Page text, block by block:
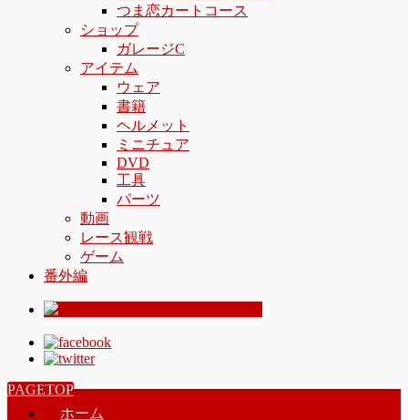
つま恋カートコース
ショップ
ガレージC
アイテム
ウェア
書籍
ヘルメット
ミニチュア
DVD
工具
パーツ
動画
レース観戦
ゲーム
番外編
PAGETOP
ホーム